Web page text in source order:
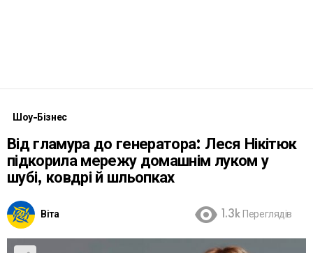
Шоу-Бізнес
Від гламура до генератора: Леся Нікітюк
підкорила мережу домашнім луком у
шубі, ковдрі й шльопках
Віта 1.3k Переглядів